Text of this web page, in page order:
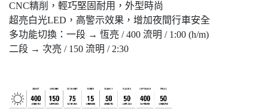
CNC精削，輕巧堅固耐用，外型時尚
超亮白光LED，高警示效果，增加夜間行車安全
多功能切換：一段 → 恆亮 / 400 流明 / 1:00 (h/m)
二段 → 次亮 / 150 流明 / 2:30